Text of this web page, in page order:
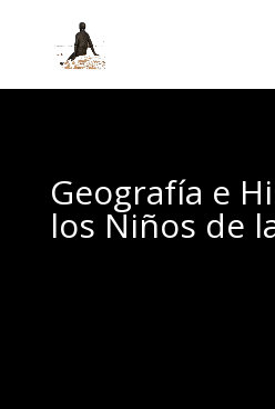
Geografía e
los Niños de